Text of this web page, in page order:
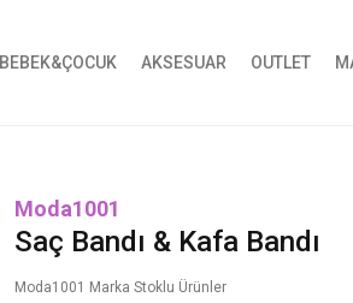
BEBEK&ÇOCUK AKSESUAR OUTLET
Moda1001
Saç Bandı & Kafa Bandı
Moda1001 Marka Stoklu Ürünler